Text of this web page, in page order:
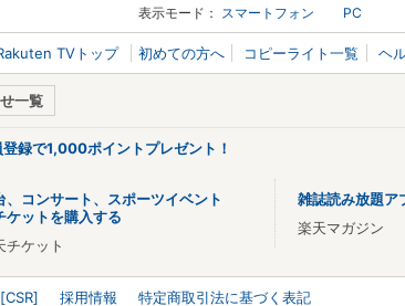
表示モード： スマートフォン PC
TVトップ 初めての方へ コピーライト一覧 ヘ
一覧
録で1,000ポイントプレゼント！
、コンサート、スポーツイベント
ケットを購入する
チケット
雑誌読み放題ア
楽天マガジン
採用情報 特定商取引法に基づく表記